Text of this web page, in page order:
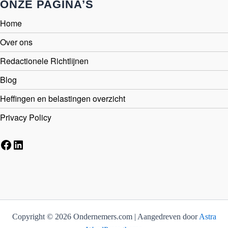
ONZE PAGINA’S
Home
Over ons
Redactionele Richtlijnen
Blog
Heffingen en belastingen overzicht
Privacy Policy
Facebook
LinkedIn
Copyright © 2026 Ondernemers.com | Aangedreven doorAstra